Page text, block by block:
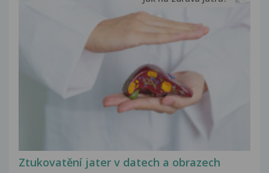
Ztukovatění jater v datech a obrazech